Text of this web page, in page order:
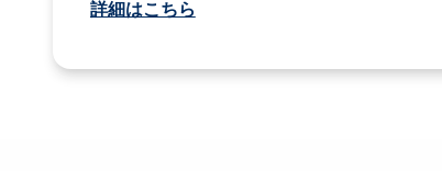
詳細はこちら